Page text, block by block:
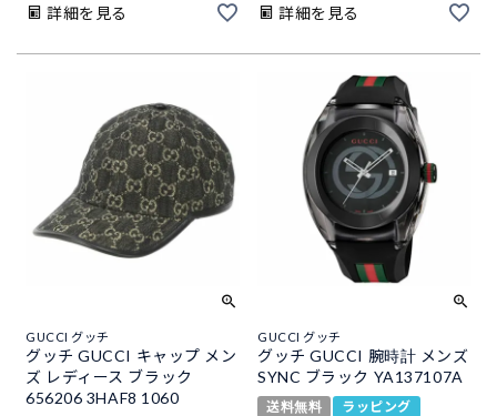
詳細を見る 詳細を見る
GUCCI グッチ
グッチ GUCCI キャップ メン
ズ レディース ブラック
656206 3HAF8 1060
GUCCI グッチ
グッチ GUCCI 腕時計 メンズ
SYNC ブラック YA137107A
送料無料
ラッピング